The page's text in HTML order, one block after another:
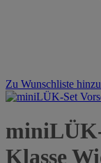
Zu Wunschliste
Klasse